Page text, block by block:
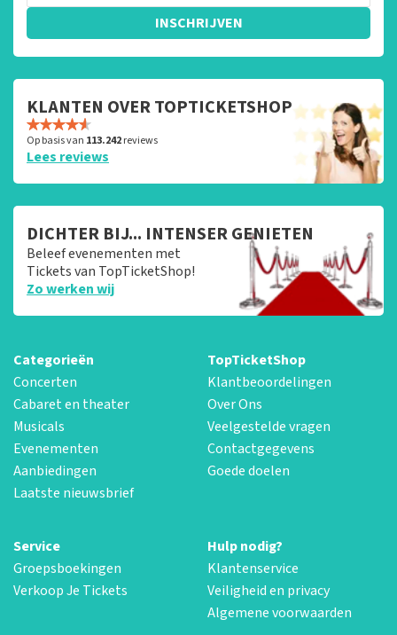
INSCHRIJVEN
KLANTEN OVER TOPTICKETSHOP
Op basis van 113.242reviews
Lees reviews
DICHTER BIJ... INTENSER GENIETEN
Beleef evenementen met
Tickets van TopTicketShop!
Zo werken wij
Categorieën
Concerten
Cabaret en theater
Musicals
Evenementen
Aanbiedingen
Laatste nieuwsbrief
TopTicketShop
Klantbeoordelingen
Over Ons
Veelgestelde vragen
Contactgegevens
Goede doelen
Service
Groepsboekingen
Verkoop Je Tickets
Hulp nodig?
Klantenservice
Veiligheid en privacy
Algemene voorwaarden